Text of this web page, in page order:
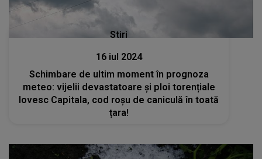
Stiri
16 iul 2024
Schimbare de ultim moment în prognoza
meteo: vijelii devastatoare și ploi torențiale
lovesc Capitala, cod roșu de caniculă în toată
țara!